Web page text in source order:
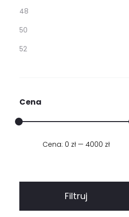
48
50
52
Cena
Cena
Cena
Filtruj
Cena: 0 zł— 4000 zł